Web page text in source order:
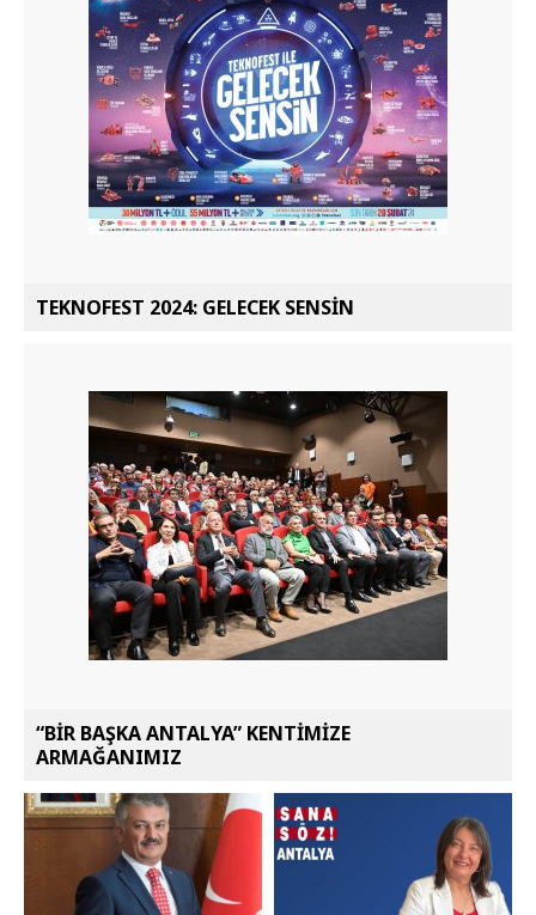
TEKNOFEST 2024: GELECEK SENSİN
“BİR BAŞKA ANTALYA” KENTİMİZE
ARMAĞANIMIZ